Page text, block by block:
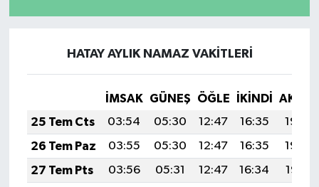
HATAY AYLIK NAMAZ VAKITLERI
İMSAK GÜNEŞ ÖĞLE İKINDI
25 Tem Cts
03:54 05:30 12:47 16:35
19:54
26 Tem Paz
03:55 05:30 12:47 16:35
19:54
27 Tem Pts
03:56 05:31 12:47 16:34
19:53